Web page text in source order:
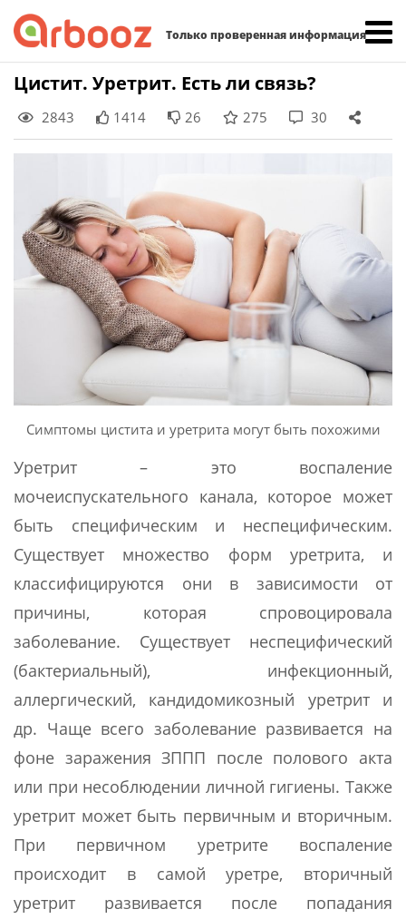
Только проверенная информация
Skip
to
content
Цистит. Уретрит. Есть ли связь?
2843 1414 26 275 30
Симптомы цистита и уретрита могут быть похожими
Уретрит – это воспаление
мочеиспускательного канала, которое может
быть специфическим и неспецифическим.
Существует множество форм уретрита, и
классифицируются они в зависимости от
причины, которая спровоцировала
заболевание. Существует неспецифический
(бактериальный), инфекционный,
аллергический, кандидомикозный уретрит и
др. Чаще всего заболевание развивается на
фоне заражения ЗППП после полового акта
или при несоблюдении личной гигиены. Также
уретрит может быть первичным и вторичным.
При первичном уретрите воспаление
происходит в самой уретре, вторичный
уретрит развивается после попадания
Найти: